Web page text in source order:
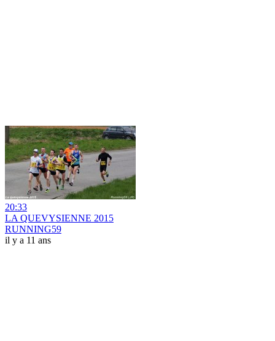
20:33
LA QUEVYSIENNE 2015
RUNNING59
il y a 11 ans